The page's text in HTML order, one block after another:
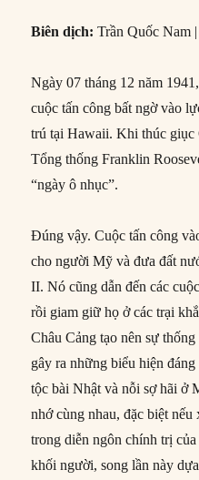
Biên dịch: Trần Quốc Nam
Ngày 07 tháng 12 năm
cuộc tấn công bất ngờ vào
trú tại Hawaii. Khi thúc
Tổng thống Franklin
“ngày ô nhục”.
Đúng vậy. Cuộc tấn công
cho người Mỹ và đưa đất
II. Nó cũng dẫn đến các
rồi giam giữ họ ở các trại
Châu Cảng tạo nên sự
gây ra những biểu hiện
tộc bài Nhật và nỗi sợ hãi ở
nhớ cùng nhau, đặc biệt
trong diễn ngôn chính trị
khối người, song lần này